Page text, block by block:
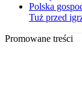
Polska
Tuż przed
Promowane treści